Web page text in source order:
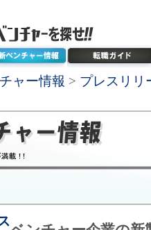
ャー情報 > プレスリリ